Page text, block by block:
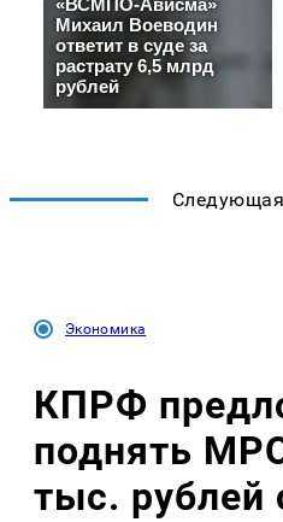
Экономика
КПРФ
поднять
тыс. рублей